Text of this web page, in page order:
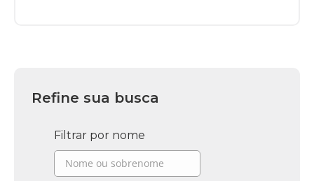
Refine sua busca
Filtrar por nome